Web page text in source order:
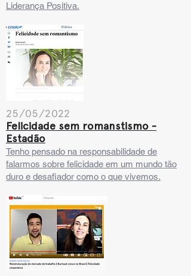
Liderança Positiva.
25/05/2022
Felicidade sem romanstismo -
Estadão
Tenho pensado na responsabilidade de
falarmos sobre felicidade em um mundo tão
duro e desafiador como o que vivemos.